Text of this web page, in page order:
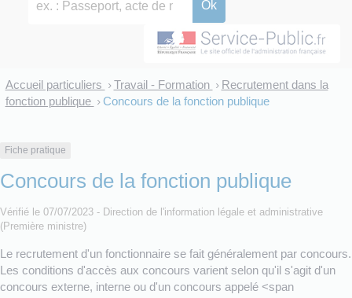
Accueil particuliers > Travail - Formation > Recrutement dans la
fonction publique > Concours de la fonction publique
Fiche pratique
Concours de la fonction publique
Vérifié le 07/07/2023 - Direction de l'information légale et administrative
(Première ministre)
Le recrutement d'un fonctionnaire se fait généralement par concours.
Les conditions d'accès aux concours varient selon qu'il s'agit d'un
concours externe, interne ou d'un concours appelé <span